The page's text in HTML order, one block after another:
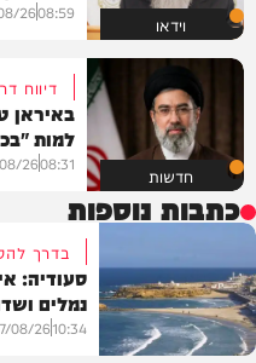
וידאו 08:59
26
חדשות
דיווח
באיראן
למות
08:31
26
כתבות נוספות
בדרך
סעודיה:
נמלים
10:34
08/26